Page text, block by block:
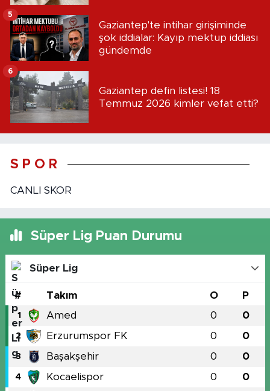
Gaziantep'te intihar girişiminde
şok iddialar: Kayıp mektup iddiası
gündemde
5
Gaziantep defin listesi! 18
Temmuz 2026 kimler vefat etti?
6
S P O R
CANLI SKOR
Süper Lig Puan Durumu
Süper Lig
# Takım O P
1 Amed 0 0
2 Erzurumspor FK 0 0
3 Başakşehir 0 0
4 Kocaelispor 0 0